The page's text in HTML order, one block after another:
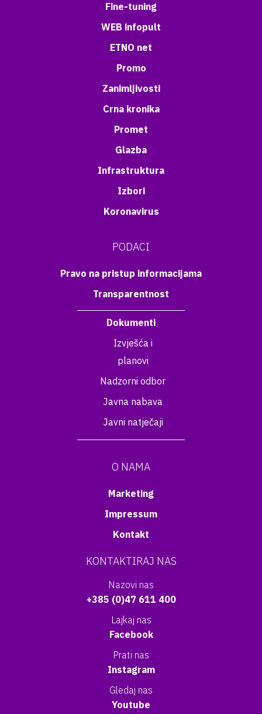
Fine-tuning
WEB infopult
ETNO net
Promo
Zanimljivosti
Crna kronika
Promet
Glazba
Infrastruktura
Izbori
Koronavirus
PODACI
Pravo na pristup informacijama
Transparentnost
Dokumenti
Izvješća i
planovi
Nadzorni odbor
Javna nabava
Javni natječaji
O NAMA
Marketing
Impressum
Kontakt
KONTAKTIRAJ NAS
Nazovi nas
+385 (0)47 611 400
Lajkaj nas
Facebook
Prati nas
Instagram
Gledaj nas
Youtube